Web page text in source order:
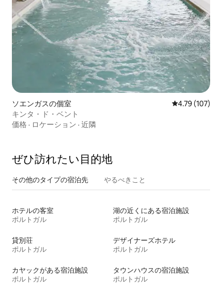
ソエンガスの個室 レビュー107
4.79 (107)
キンタ・ド・ベント
価格 · ロケーション · 近隣
ぜひ訪⁠れ⁠た⁠い目⁠的⁠地
その他のタ⁠イ⁠プ⁠の宿⁠泊⁠先 やるべきこと
ホテルの客室
ポルトガル
湖の近くにある宿泊施設
ポルトガル
貸別荘
ポルトガル
デザイナーズホテル
ポルトガル
カヤックがある宿泊施設
ポルトガル
タウンハウスの宿泊施設
ポルトガル